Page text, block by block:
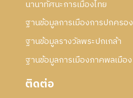
นานาทัศนะการเมืองไทย
ฐานข้อมูลการเมืองการปกครอง
ฐานข้อมูลรางวัลพระปกเกล้า
ฐานข้อมูลการเมืองภาคพลเมือง
ติดต่อ